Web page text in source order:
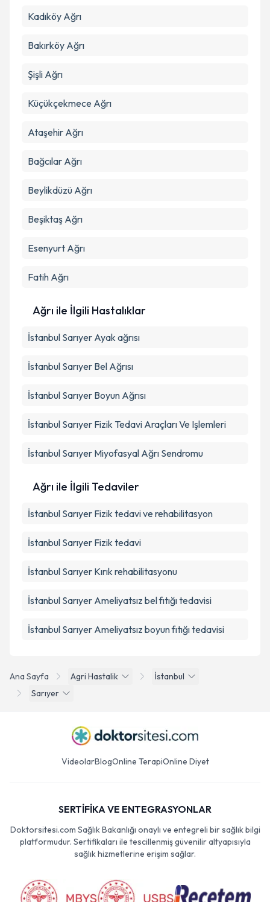
Ana Sayfa Agri Hastalik
İstanbul
Sarıyer
Kadıköy Ağrı
Bakırköy Ağrı
Şişli Ağrı
Küçükçekmece Ağrı
Ataşehir Ağrı
Bağcılar Ağrı
Beylikdüzü Ağrı
Beşiktaş Ağrı
Esenyurt Ağrı
Fatih Ağrı
Ağrı ile İlgili Hastalıklar
İstanbul Sarıyer Ayak ağrısı
İstanbul Sarıyer Bel Ağrısı
İstanbul Sarıyer Boyun Ağrısı
İstanbul Sarıyer Fizik Tedavi Araçları Ve Işlemleri
İstanbul Sarıyer Miyofasyal Ağrı Sendromu
Ağrı ile İlgili Tedaviler
İstanbul Sarıyer Fizik tedavi ve rehabilitasyon
İstanbul Sarıyer Fizik tedavi
İstanbul Sarıyer Kırık rehabilitasyonu
İstanbul Sarıyer Ameliyatsız bel fıtığı tedavisi
İstanbul Sarıyer Ameliyatsız boyun fıtığı tedavisi
VideolarBlogOnline TerapiOnline Diyet
SERTİFİKA VE ENTEGRASYONLAR
Doktorsitesi.com Sağlık Bakanlığı onaylı ve entegreli bir sağlık bilgi
platformudur. Sertifikaları ile tescillenmiş güvenilir altyapısıyla
sağlık hizmetlerine erişim sağlar.